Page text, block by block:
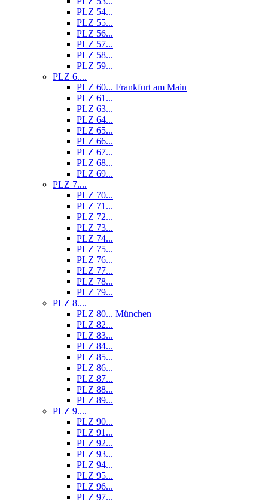
PLZ 54...
PLZ 55...
PLZ 56...
PLZ 57...
PLZ 58...
PLZ 59...
PLZ 6....
PLZ 60... Frankfurt am Main
PLZ 61...
PLZ 63...
PLZ 64...
PLZ 65...
PLZ 66...
PLZ 67...
PLZ 68...
PLZ 69...
PLZ 7....
PLZ 70...
PLZ 71...
PLZ 72...
PLZ 73...
PLZ 74...
PLZ 75...
PLZ 76...
PLZ 77...
PLZ 78...
PLZ 79...
PLZ 8....
PLZ 80... München
PLZ 82...
PLZ 83...
PLZ 84...
PLZ 85...
PLZ 86...
PLZ 87...
PLZ 88...
PLZ 89...
PLZ 9....
PLZ 90...
PLZ 91...
PLZ 92...
PLZ 93...
PLZ 94...
PLZ 95...
PLZ 96...
PLZ 97...